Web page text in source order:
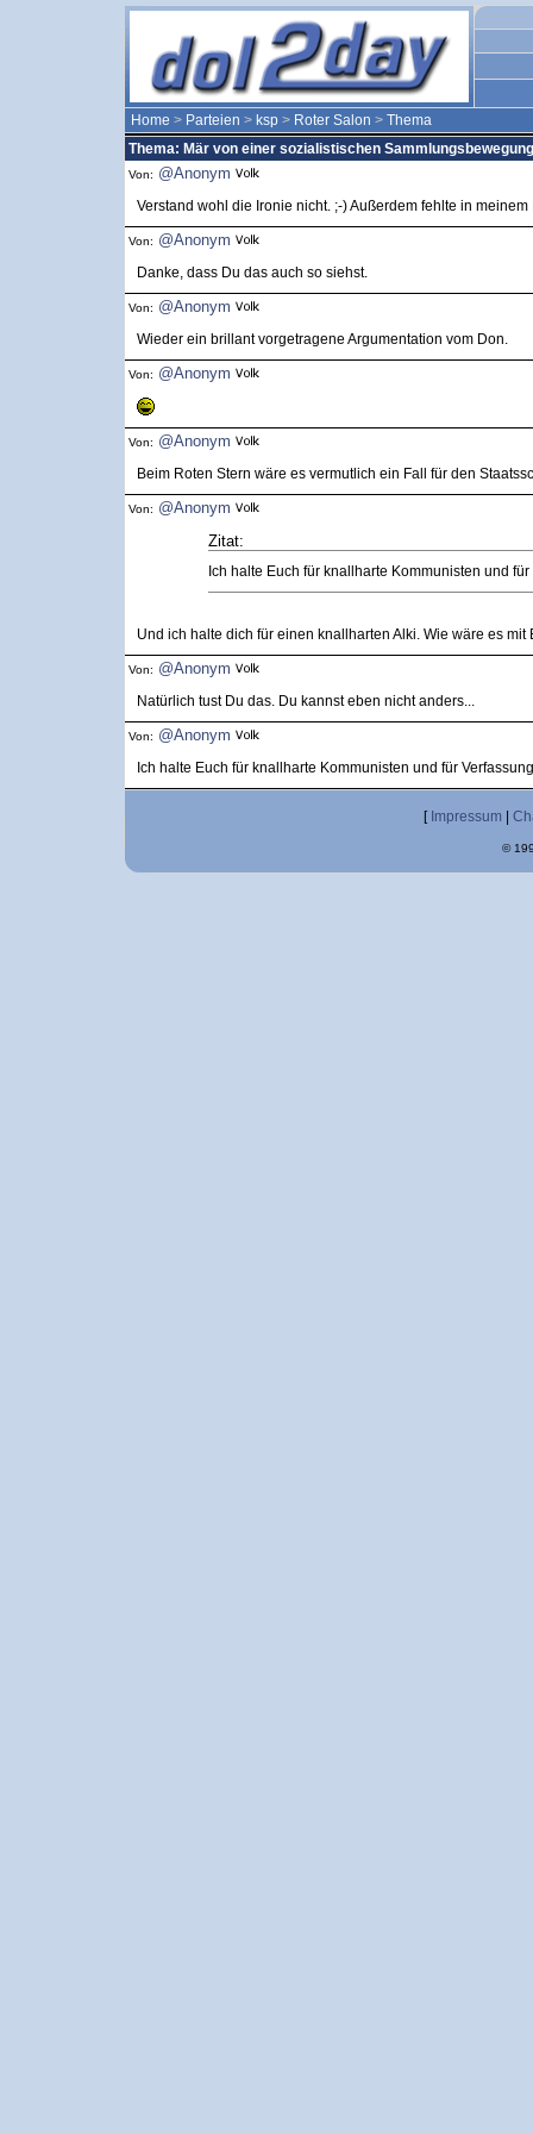
Home > Parteien > ksp > Roter Salon > Thema
Thema: Mär von einer sozialistischen Sammlungsbewegung
Von: @Anonym
Verstand wohl die Ironie nicht. ;-) Außerdem fehlte in meinem
Von: @Anonym
Danke, dass Du das auch so siehst.
Von: @Anonym
Wieder ein brillant vorgetragene Argumentation vom Don.
Von: @Anonym
Von: @Anonym
Beim Roten Stern wäre es vermutlich ein Fall für den
Von: @Anonym
Zitat:
Ich halte Euch für knallharte Kommunisten und
Und ich halte dich für einen knallharten Alki. Wie wäre es mit
Von: @Anonym
Natürlich tust Du das. Du kannst eben nicht anders...
Von: @Anonym
Ich halte Euch für knallharte Kommunisten und für
[ Impressum
©